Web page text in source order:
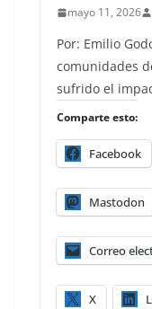
mayo 11, 2026
Por: Emilio
comunidades
sufrido el
Comparte esto:
Facebook
Mastodon
Correo
X